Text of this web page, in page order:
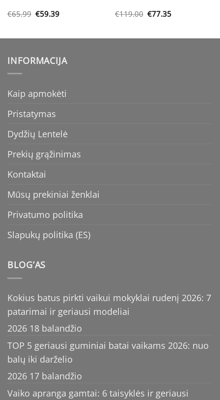
€65.99 Original
€65.99.
€59.39Current
€59.39.
€119.00 Original
€119.00.
€77.35Current
€77.35.
INFORMACIJA
Kaip apmokėti
Pristatymas
Dydžių Lentelė
Prekių grąžinimas
Kontaktai
Mūsų prekiniai ženklai
Privatumo politika
Slapukų politika (ES)
BLOG’AS
Kokius batus pirkti vaikui mokyklai rudenį 2026: 7
patarimai ir geriausi modeliai
2026 18 balandžio
TOP 5 geriausi guminiai batai vaikams 2026: nuo
balų iki darželio
2026 17 balandžio
Vaiko apranga gamtai: 6 taisyklės ir geriausi